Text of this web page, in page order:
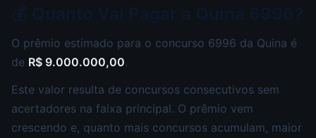
O prêmio estimado para o concurso 6996 da Quina é
de R$ 9.000.000,00.
Este valor resulta de concursos consecutivos sem
acertadores na faixa principal. O prêmio vem
crescendo e, quanto mais concursos acumulam, maior